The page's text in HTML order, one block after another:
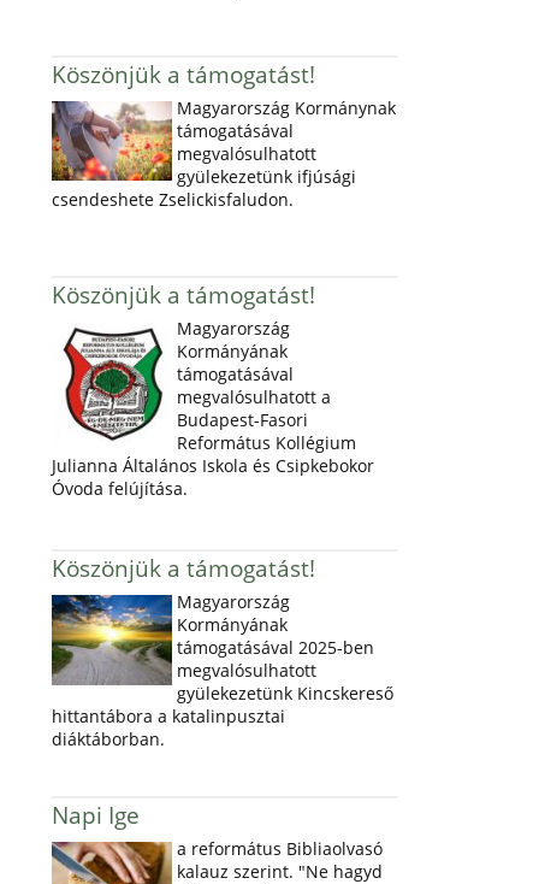
Köszönjük a támogatást!
Magyarország Kormánynak
támogatásával
megvalósulhatott
gyülekezetünk ifjúsági
csendeshete Zselickisfaludon.
Köszönjük a támogatást!
Magyarország
Kormányának
támogatásával
megvalósulhatott a
Budapest-Fasori
Református Kollégium
Julianna Általános Iskola és Csipkebokor
Óvoda felújítása.
Köszönjük a támogatást!
Magyarország
Kormányának
támogatásával 2025-ben
megvalósulhatott
gyülekezetünk Kincskereső
hittantábora a katalinpusztai
diáktáborban.
Napi Ige
a református Bibliaolvasó
kalauz szerint. "Ne hagyd